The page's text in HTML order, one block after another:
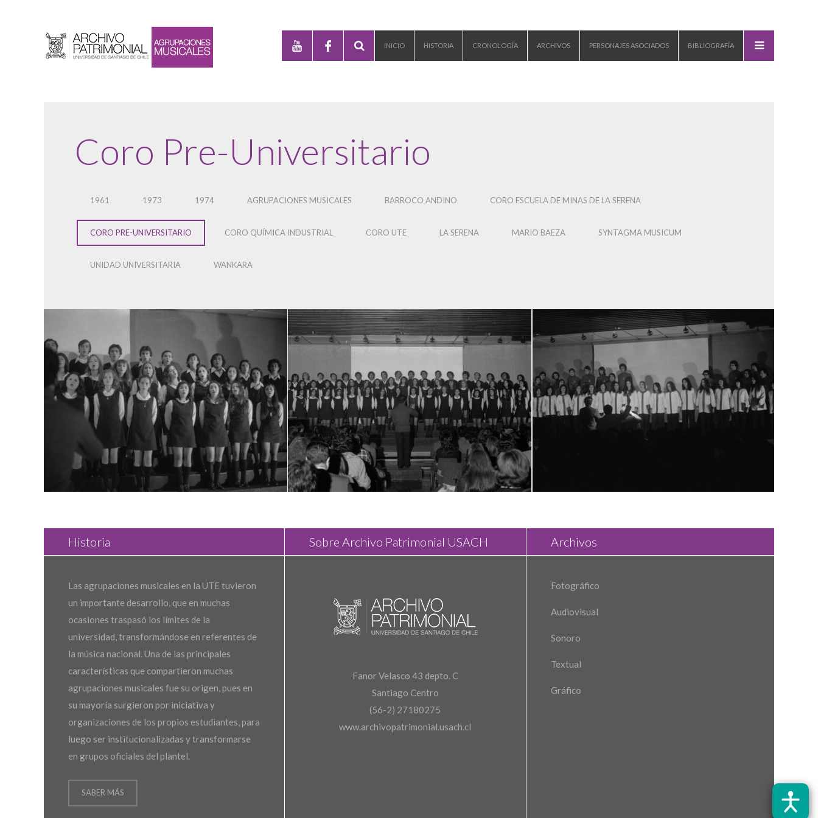
INICIO HISTORIA CRONOLOGÍA ARCHIVOS PERSONAJES ASOCIADOS BIBLIOGRAFÍA
Coro Pre-Universitario
1961 1973 1974 AGRUPACIONES MUSICALES BARROCO ANDINO CORO ESCUELA DE MINAS DE LA SERENA
CORO PRE-UNIVERSITARIO CORO QUÍMICA INDUSTRIAL CORO UTE LA SERENA MARIO BAEZA SYNTAGMA MUSICUM
UNIDAD UNIVERSITARIA WANKARA
Historia
Las agrupaciones musicales en la UTE tuvieron
un importante desarrollo, que en muchas
ocasiones traspasó los límites de la
universidad, transformándose en referentes de
la música nacional. Una de las principales
características que compartieron muchas
agrupaciones musicales fue su origen, pues en
su mayoría surgieron por iniciativa y
organizaciones de los propios estudiantes, para
luego ser institucionalizadas y transformarse
en grupos oficiales del plantel.
SABER MÁS
Sobre Archivo Patrimonial USACH
Fanor Velasco 43 depto. C
Santiago Centro
(56-2) 27180275
www.archivopatrimonial.usach.cl
Archivos
Fotográfico
Audiovisual
Sonoro
Textual
Gráfico